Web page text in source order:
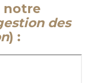
notre
des
) :